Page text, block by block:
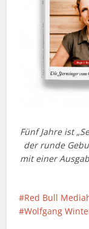
Fünf Jahre ist
der runde
mit einer
Red Bull
Wolfgang